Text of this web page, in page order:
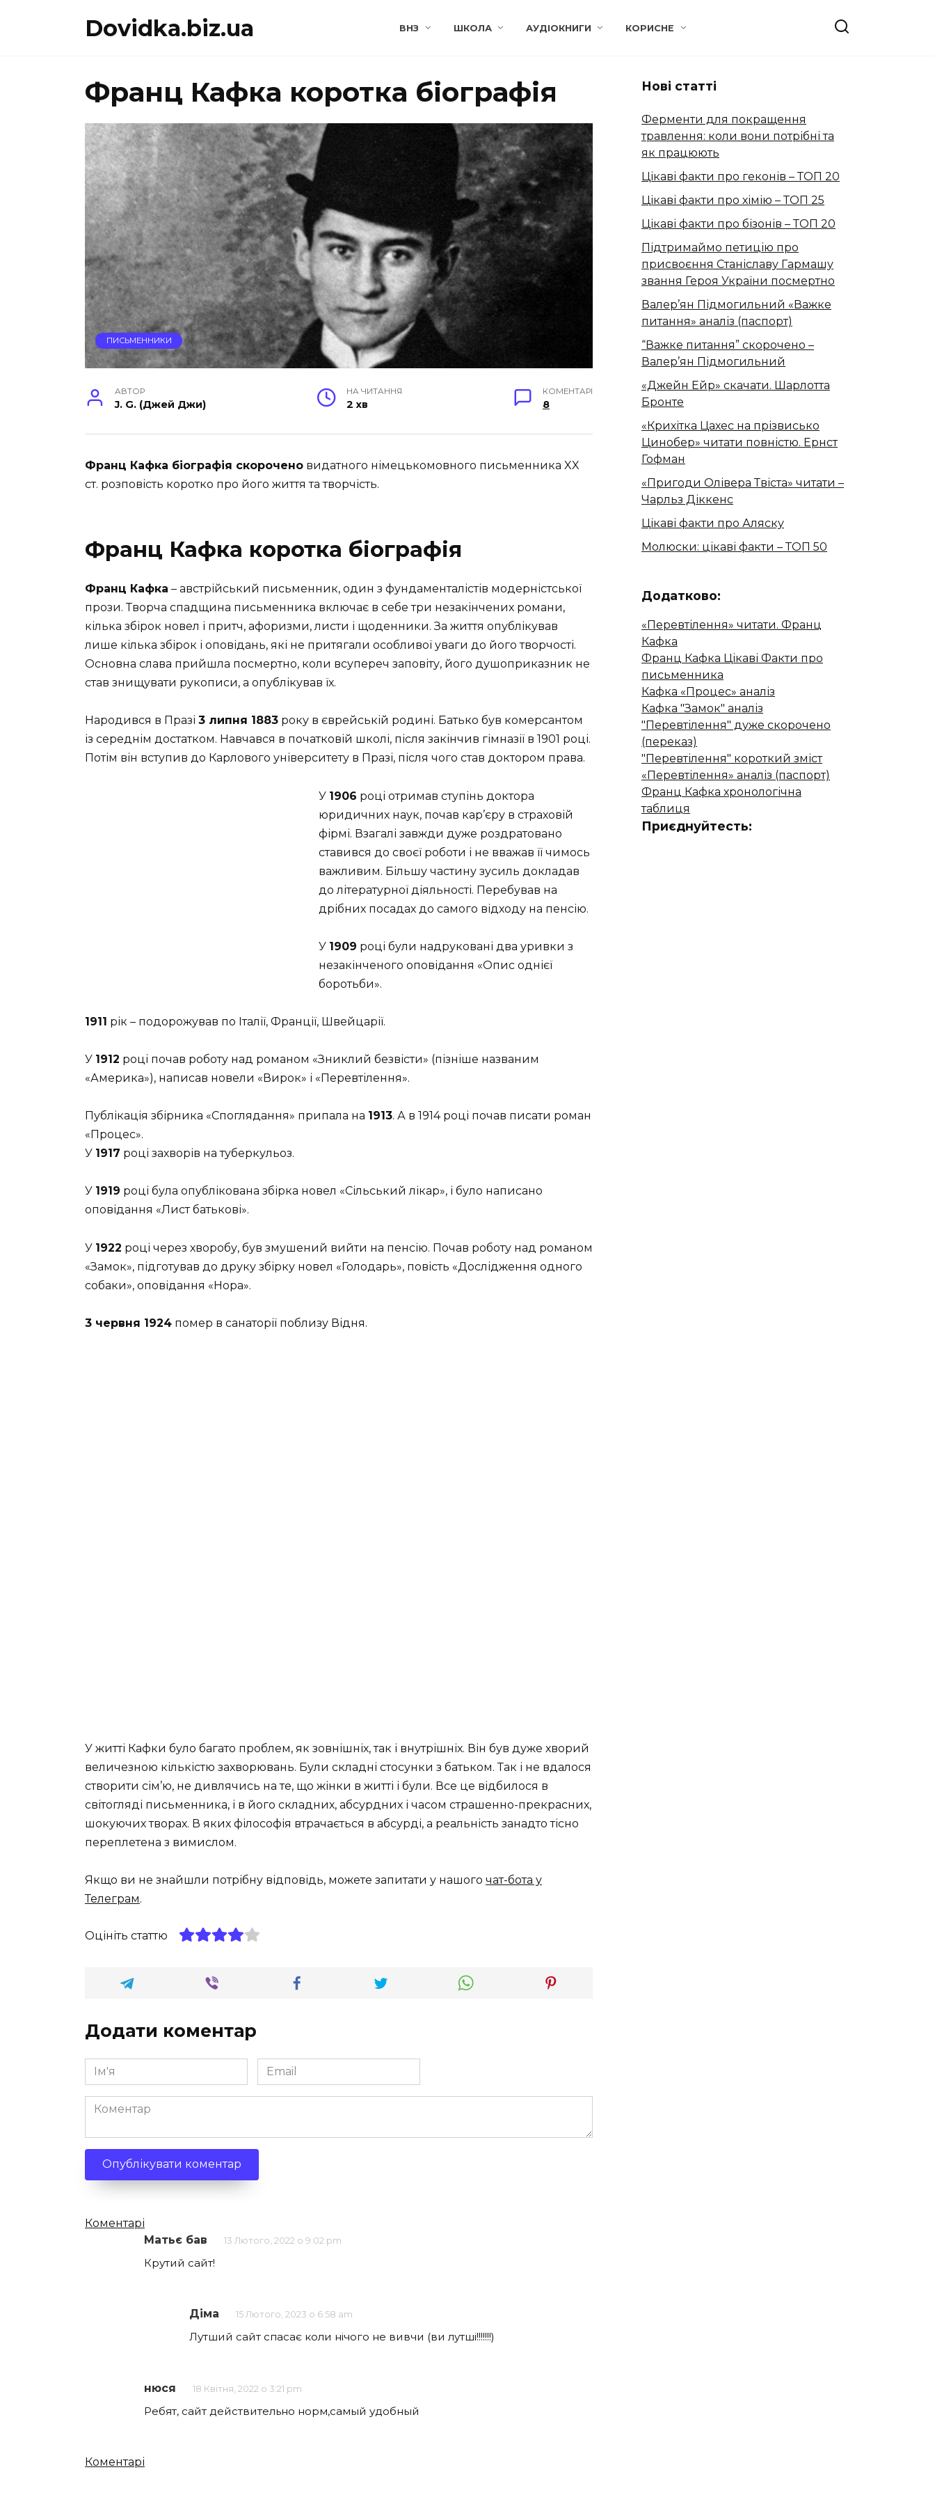
Dovidka.biz.ua ВНЗ ШКОЛА АУДІОКНИГИ КОРИСНЕ
Франц Кафка коротка біографія
ПИСЬМЕННИКИ
АВТОР
J. G. (Джей Джи)
НА ЧИТАННЯ
2 хв
КОМЕНТАРІ
8
Франц Кафка біографія скорочено видатного німецькомовного письменника XX
ст. розповість коротко про його життя та творчість.
Франц Кафка коротка біографія
Франц Кафка – австрійський письменник, один з фундаменталістів модерністської
прози. Творча спадщина письменника включає в себе три незакінчених романи,
кілька збірок новел і притч, афоризми, листи і щоденники. За життя опублікував
лише кілька збірок і оповідань, які не притягали особливої ​​уваги до його творчості.
Основна слава прийшла посмертно, коли всупереч заповіту, його душоприказник не
став знищувати рукописи, а опублікував їх.
Народився в Празі 3 липня 1883 року в єврейській родині. Батько був комерсантом
із середнім достатком. Навчався в початковій школі, після закінчив гімназії в 1901 році.
Потім він вступив до Карлового університету в Празі, після чого став доктором права.
У 1906 році отримав ступінь доктора
юридичних наук, почав кар’єру в страховій
фірмі. Взагалі завжди дуже роздратовано
ставився до своєї роботи і не вважав її чимось
важливим. Більшу частину зусиль докладав
до літературної діяльності. Перебував на
дрібних посадах до самого відходу на пенсію.
У 1909 році були надруковані два уривки з
незакінченого оповідання «Опис однієї
боротьби».
1911 рік – подорожував по Італії, Франції, Швейцарії.
У 1912 році почав роботу над романом «Зниклий безвісти» (пізніше названим
«Америка»), написав новели «Вирок» і «Перевтілення».
Публікація збірника «Споглядання» припала на 1913. А в 1914 році почав писати роман
«Процес».
У 1917 році захворів на туберкульоз.
У 1919 році була опублікована збірка новел «Сільський лікар», і було написано
оповідання «Лист батькові».
У 1922 році через хворобу, був змушений вийти на пенсію. Почав роботу над романом
«Замок», підготував до друку збірку новел «Голодарь», повість «Дослідження одного
собаки», оповідання «Нора».
3 червня 1924 помер в санаторії поблизу Відня.
У житті Кафки було багато проблем, як зовнішніх, так і внутрішніх. Він був дуже хворий
величезною кількістю захворювань. Були складні стосунки з батьком. Так і не вдалося
створити сім’ю, не дивлячись на те, що жінки в житті і були. Все це відбилося в
світогляді письменника, і в його складних, абсурдних і часом страшенно-прекрасних,
шокуючих творах. В яких філософія втрачається в абсурді, а реальність занадто тісно
переплетена з вимислом.
Якщо ви не знайшли потрібну відповідь, можете запитати у нашого чат-бота у
Телеграм.
Оцініть статтю
Додати коментар
Ім'я
*
Email
*
Коментар
Кількість
коментарів
Коментарі
Матьє бав
13 Лютого, 2022 о 9:02 pm
Крутий сайт!
Діма 15 Лютого, 2023 о 6:58 am
Лутший сайт спасає коли нічого не вивчи (ви лутші!!!!!!!)
нюся 18 Квітня, 2022 о 3:21 pm
Ребят, сайт действительно норм,самый удобный
Кількість
Коментарі
Нові статті
Ферменти для покращення
травлення: коли вони потрібні та
як працюють
Цікаві факти про геконів – ТОП 20
Цікаві факти про хімію – ТОП 25
Цікаві факти про бізонів – ТОП 20
Підтримаймо петицію про
присвоєння Станіславу Гармашу
звання Героя України посмертно
Валер’ян Підмогильний «Важке
питання» аналіз (паспорт)
“Важке питання” скорочено –
Валер’ян Підмогильний
«Джейн Ейр» скачати. Шарлотта
Бронте
«Крихітка Цахес на прізвисько
Цинобер» читати повністю. Ернст
Гофман
«Пригоди Олівера Твіста» читати –
Чарльз Діккенс
Цікаві факти про Аляску
Молюски: цікаві факти – ТОП 50
Додатково:
«Перевтілення» читати. Франц
Кафка
Франц Кафка Цікаві Факти про
письменника
Кафка «Процес» аналіз
Кафка "Замок" аналіз
"Перевтілення" дуже скорочено
(переказ)
"Перевтілення" короткий зміст
«Перевтілення» аналіз (паспорт)
Франц Кафка хронологічна
таблиця
Приєднуйтесть: